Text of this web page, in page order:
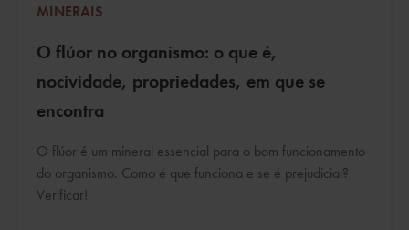
MINERAIS
O flúor no organismo: o que é,
nocividade, propriedades, em que se
encontra
O flúor é um mineral essencial para o bom funcionamento
do organismo. Como é que funciona e se é prejudicial?
Verificar!